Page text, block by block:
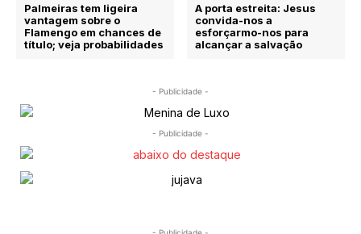
Palmeiras tem ligeira
vantagem sobre o
Flamengo em chances de
título; veja probabilidades
A porta estreita: Jesus
convida-nos a
esforçarmo-nos para
alcançar a salvação
- Publicidade -
- Publicidade -